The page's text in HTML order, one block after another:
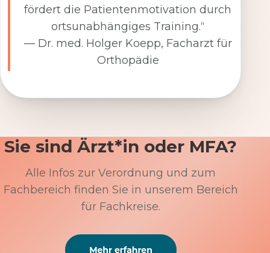
fördert die Patientenmotivation durch
ortsunabhängiges Training.“
— Dr. med. Holger Koepp, Facharzt für
Orthopädie
Sie sind Ärzt*in oder MFA?
Alle Infos zur Verordnung und zum
Fachbereich finden Sie in unserem Bereich
für Fachkreise.